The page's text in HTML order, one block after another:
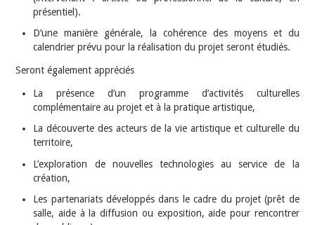
présentiel).
D’une manière générale, la cohérence des moyens et du
calendrier prévu pour la réalisation du projet seront étudiés.
Seront également appréciés
La présence d’un programme d’activités culturelles
complémentaire au projet et à la pratique artistique,
La découverte des acteurs de la vie artistique et culturelle du
territoire,
L’exploration de nouvelles technologies au service de la
création,
Les partenariats développés dans le cadre du projet (prêt de
salle, aide à la diffusion ou exposition, aide pour rencontrer